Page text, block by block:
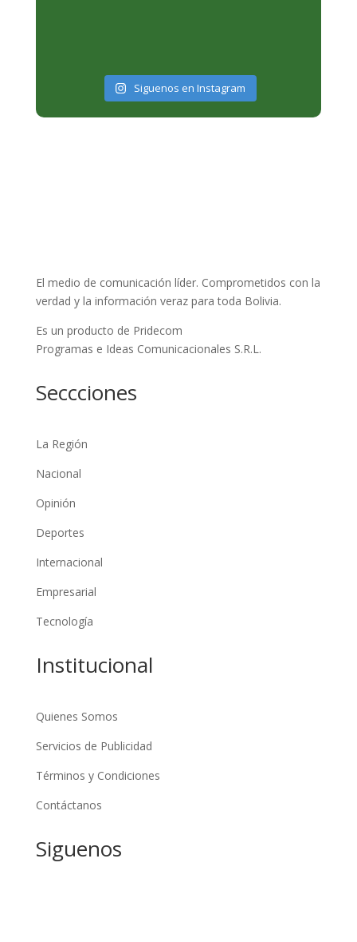
Siguenos en Instagram
El medio de comunicación líder. Comprometidos con la
verdad y la información veraz para toda Bolivia.
Es un producto de Pridecom
Programas e Ideas Comunicacionales S.R.L.
Seccciones
La Región
Nacional
Opinión
Deportes
Internacional
Empresarial
Tecnología
Institucional
Quienes Somos
Servicios de Publicidad
Términos y Condiciones
Contáctanos
Siguenos